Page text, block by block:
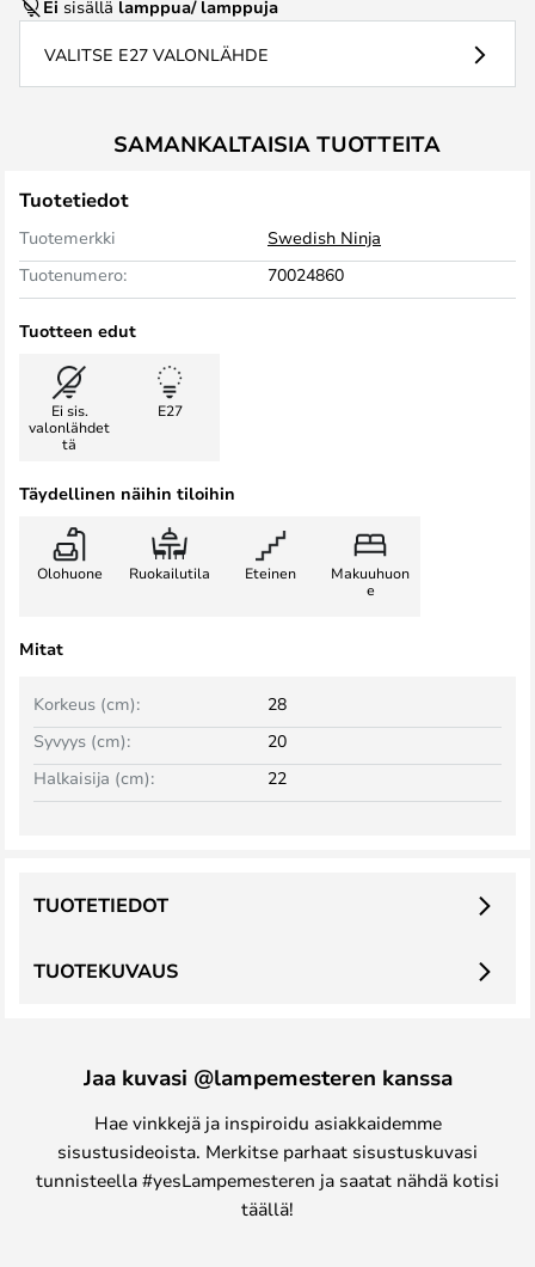
Ei sisällä lamppua/ lamppuja
VALITSE E27 VALONLÄHDE
SAMANKALTAISIA TUOTTEITA
Tuotetiedot
Tuotemerkki
Swedish Ninja
Tuotenumero:
70024860
Tuotteen edut
Ei sis.
valonlähdet
tä
E27
Täydellinen näihin tiloihin
Olohuone Ruokailutila Eteinen
Makuuhuon
e
Mitat
Korkeus (cm):
28
Syvyys (cm):
20
Halkaisija (cm):
22
TUOTEKUVAUS
TUOTETIEDOT
Jaa kuvasi @lampemesteren kanssa
Hae vinkkejä ja inspiroidu asiakkaidemme
sisustusideoista. Merkitse parhaat sisustuskuvasi
tunnisteella #yesLampemesteren ja saatat nähdä kotisi
täällä!